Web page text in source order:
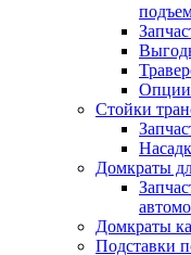
Опции
Стойки
Домкраты
Домкраты
Подставки